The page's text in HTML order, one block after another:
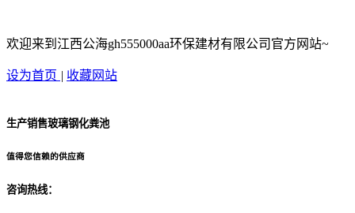
欢迎来到江西公海gh555000aa环保建材有限公司官方网站~
设为首页 | 收藏网站
生产销售玻璃钢化粪池
值得您信赖的供应商
咨询热线：